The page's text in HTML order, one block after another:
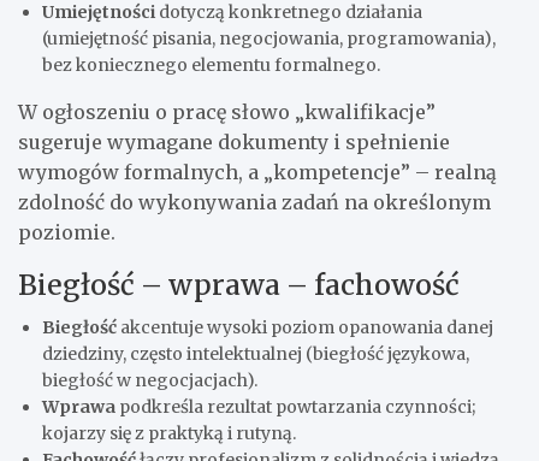
Umiejętności dotyczą konkretnego działania
(umiejętność pisania, negocjowania, programowania),
bez koniecznego elementu formalnego.
W ogłoszeniu o pracę słowo „kwalifikacje”
sugeruje wymagane dokumenty i spełnienie
wymogów formalnych, a „kompetencje” – realną
zdolność do wykonywania zadań na określonym
poziomie.
Biegłość – wprawa – fachowość
Biegłość akcentuje wysoki poziom opanowania danej
dziedziny, często intelektualnej (biegłość językowa,
biegłość w negocjacjach).
Wprawa podkreśla rezultat powtarzania czynności;
kojarzy się z praktyką i rutyną.